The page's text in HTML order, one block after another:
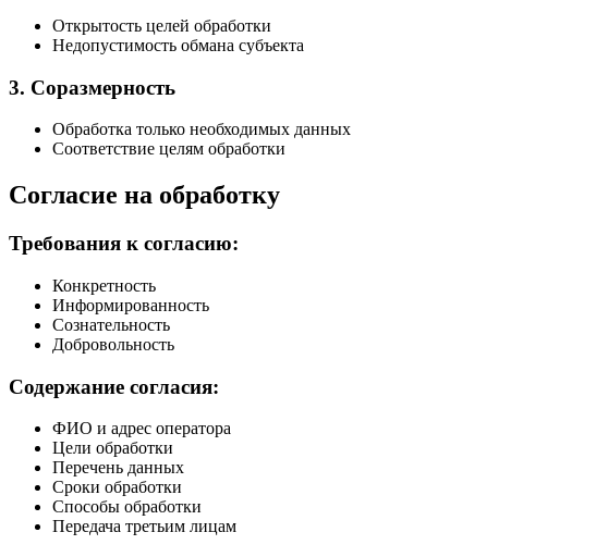
Открытость целей обработки
Недопустимость обмана субъекта
3. Соразмерность
Обработка только необходимых данных
Соответствие целям обработки
Согласие на обработку
Требования к согласию:
Конкретность
Информированность
Сознательность
Добровольность
Содержание согласия:
ФИО и адрес оператора
Цели обработки
Перечень данных
Сроки обработки
Способы обработки
Передача третьим лицам